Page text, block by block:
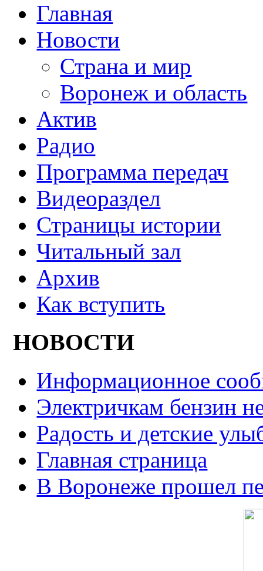
Главная
Новости
Страна и мир
Воронеж и область
Актив
Радио
Программа передач
Видеораздел
Страницы истории
Читальный зал
Архив
Как вступить
НОВОСТИ
Информационное
Электричкам бензин
Радость и детские
Главная страница
В Воронеже прошел